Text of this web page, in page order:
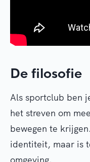
De filosofie
Als sportclub ben
het streven om
bewegen te
identiteit, maar is